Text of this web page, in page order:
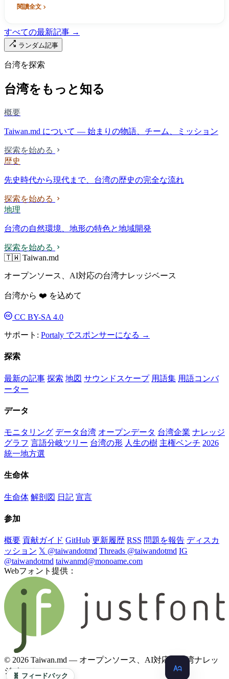
閱讀全文
すべての最新記事 →
ランダム記事
台湾を探索
台湾をもっと知る
概要
Taiwan.md について — 始まりの物語、チーム、ミッション
探索を始める
歴史
先史時代から現代まで、台湾の歴史の完全な流れ
探索を始める
地理
台湾の自然環境、地形の特色と地域開発
探索を始める
🇹🇼 Taiwan.md
オープンソース、AI対応の台湾ナレッジベース
台湾から ❤️ を込めて
CC BY-SA 4.0
サポート: Portaly でスポンサーになる →
探索
最新の記事 探索 地図 サウンドスケープ 用語集 用語コンバ
ーター
データ
モニタリング データ台湾 オープンデータ 台湾企業 ナレッジ
グラフ 言語分岐ツリー 台湾の形 人生の樹 主権ベンチ 2026
統一地方選
生命体
生命体 解剖図 日記 宣言
参加
概要 貢献ガイド GitHub 更新履歴 RSS 問題を報告 ディスカ
ッション 𝕏 @taiwandotmd Threads @taiwandotmd IG
@taiwandotmd taiwanmd@monoame.com
Webフォント提供：
© 2026 Taiwan.md — オープンソース、AI対応の台湾ナレッ
ジベース
🧬 フィードバック